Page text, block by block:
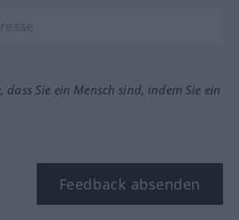
dass Sie ein Mensch sind, indem Sie ein
Feedback absenden